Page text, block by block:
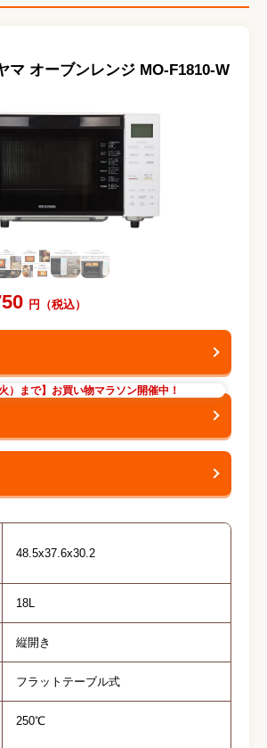
マ オーブンレンジ MO-F1810-W
）まで】お買い物マラソン開催中！
48.5x37.6x30.2
18L
縦開き
フラットテーブル式
250℃